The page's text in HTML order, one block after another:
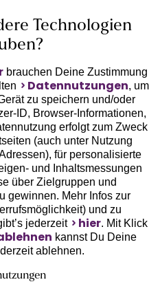
Technologien
brauchen Deine Zustimmung
Datennutzungen, um
zu speichern und/oder
ID, Browser-Informationen,
erfolgt zum Zweck
(auch unter Nutzung
für personalisierte
und Inhaltsmessungen
über Zielgruppen und
gewinnen. Mehr Infos zur
und zu
jederzeit
hier. Mit Klick
kannst Du Deine
ablehnen.